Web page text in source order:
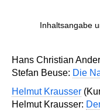
Inhaltsangabe
Hans Christian
Stefan Beuse: Die
Helmut Krausser
Helmut Krausser: